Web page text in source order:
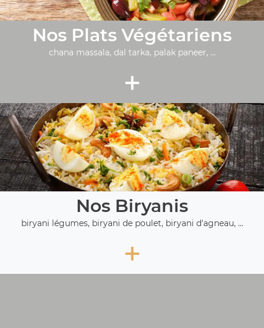
Nos Plats Végétariens
chana massala, dal tarka, palak paneer, ...
+
Nos Biryanis
biryani légumes, biryani de poulet, biryani d'agneau, ...
+